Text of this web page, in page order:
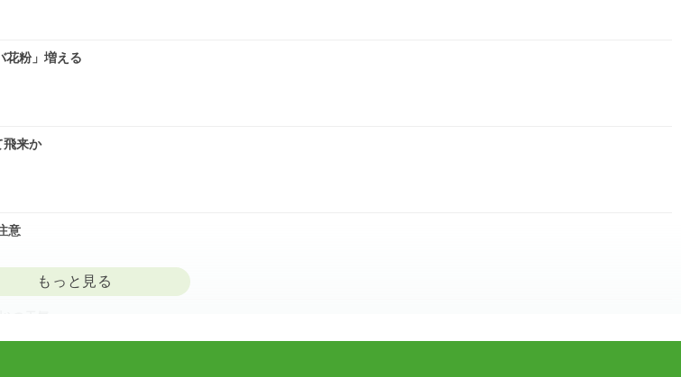
花粉」増える
来か
意